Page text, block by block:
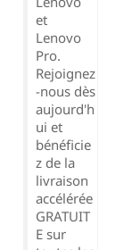
et
Lenovo
Pro.
Rejoignez
-nous dès
aujourd'h
ui et
bénéficie
z de la
livraison
accélérée
GRATUIT
E sur